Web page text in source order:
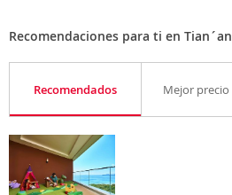
Recomendaciones para ti en Tian´an
Recomendados Mejor precio